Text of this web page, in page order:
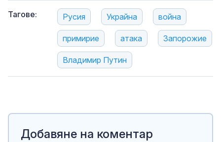
Тагове: Русия Украйна война
примирие атака Запорожие
Владимир Путин
Добавяне на коментар